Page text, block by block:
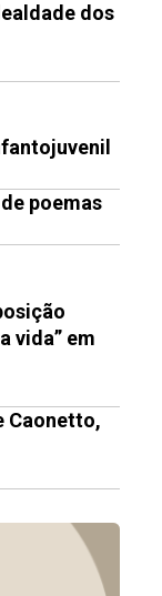
dos
poemas
vida” em
Caonetto,